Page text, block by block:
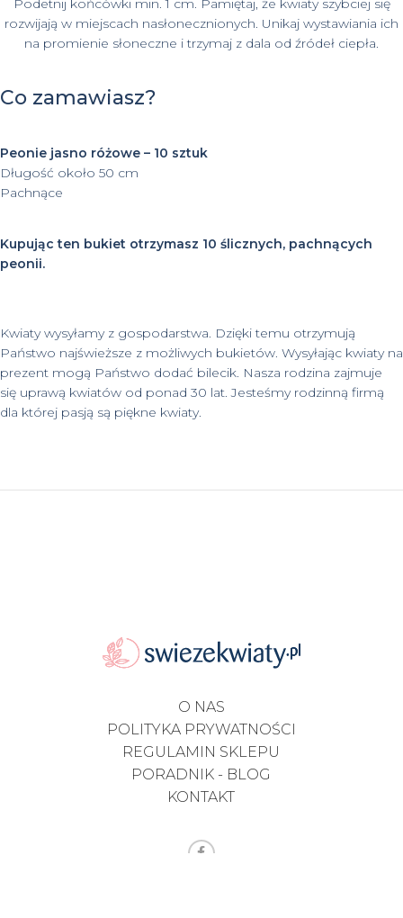
Podetnij końcówki min. 1 cm. Pamiętaj, że kwiaty szybciej się
rozwijają w miejscach nasłonecznionych. Unikaj wystawiania ich
na promienie słoneczne i trzymaj z dala od źródeł ciepła.
Co zamawiasz?
Peonie jasno różowe – 10 sztuk
Długość około 50 cm
Pachnące
Kupując ten bukiet otrzymasz 10 ślicznych, pachnących
peonii.
Kwiaty wysyłamy z gospodarstwa. Dzięki temu otrzymują
Państwo najświeższe z możliwych bukietów. Wysyłając kwiaty na
prezent mogą Państwo dodać bilecik. Nasza rodzina zajmuje
się uprawą kwiatów od ponad 30 lat. Jesteśmy rodzinną firmą
dla której pasją są piękne kwiaty.
O NAS
POLITYKA PRYWATNOŚCI
REGULAMIN SKLEPU
PORADNIK - BLOG
KONTAKT